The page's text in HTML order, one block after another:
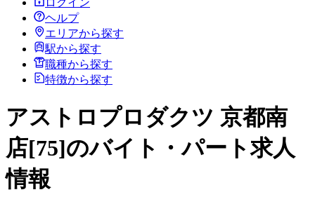
ヘルプ
エリアから探す
駅から探す
職種から探す
特徴から探す
アストロプロダクツ 京都南
店[75]のバイト・パート求人
情報